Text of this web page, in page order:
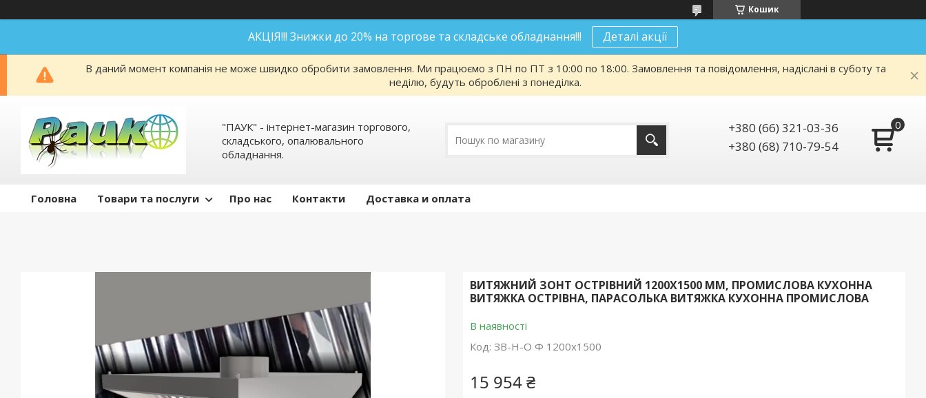
Кошик
АКЦІЯ!!! Знижки до 20% на торгове та складське обладнання!!! Деталі акції
В даний момент компанія не може швидко обробити замовлення. Ми працюємо з ПН по ПТ з 10:00 по 18:00. Замовлення та повідомлення, надіслані в суботу та
неділю, будуть оброблені з понеділка.
"ПАУК" - інтернет-магазин торгового,
складського, опалювального
обладнання.
+380 (66) 321-03-36
+380 (68) 710-79-54
Головна Товари та послуги Про нас Контакти Доставка и оплата
ВИТЯЖНИЙ ЗОНТ ОСТРІВНИЙ 1200Х1500 ММ, ПРОМИСЛОВА КУХОННА
ВИТЯЖКА ОСТРІВНА, ПАРАСОЛЬКА ВИТЯЖКА КУХОННА ПРОМИСЛОВА
В наявності
Код: ЗВ-Н-О Ф 1200х1500
15 954 ₴